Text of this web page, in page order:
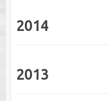
2014
2013